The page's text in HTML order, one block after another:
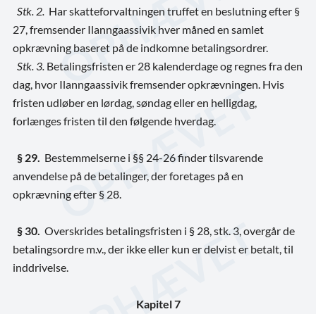
Stk. 2. Har skatteforvaltningen truffet en beslutning efter §
27, fremsender Ilanngaassivik hver måned en samlet
opkrævning baseret på de indkomne betalingsordrer.
Stk. 3. Betalingsfristen er 28 kalenderdage og regnes fra den
dag, hvor Ilanngaassivik fremsender opkrævningen. Hvis
fristen udløber en lørdag, søndag eller en helligdag,
forlænges fristen til den følgende hverdag.
§ 29. Bestemmelserne i §§ 24-26 finder tilsvarende
anvendelse på de betalinger, der foretages på en
opkrævning efter § 28.
§ 30. Overskrides betalingsfristen i § 28, stk. 3, overgår de
betalingsordre m.v., der ikke eller kun er delvist er betalt, til
inddrivelse.
Kapitel 7